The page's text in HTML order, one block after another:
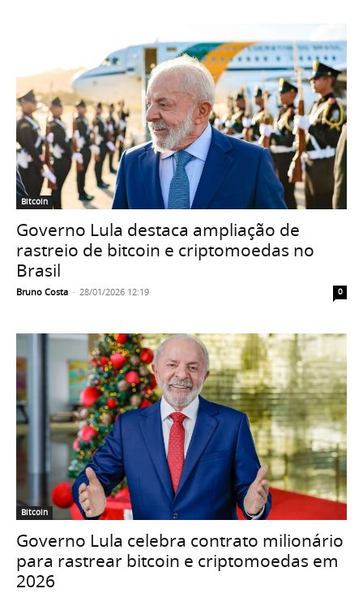
Bitcoin
Governo Lula destaca ampliação de
rastreio de bitcoin e criptomoedas no
Brasil
Bruno Costa - 28/01/2026 12:19 0
Bitcoin
Governo Lula celebra contrato milionário
para rastrear bitcoin e criptomoedas em
2026